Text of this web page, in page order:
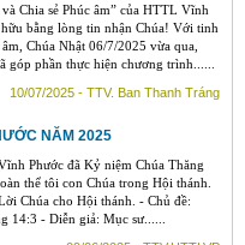
Chia sẻ Phúc âm” của HTTL Vĩnh
bằng lòng tin nhận Chúa! Với tinh
Chúa Nhật 06/7/2025 vừa qua,
phần thực hiện chương trình......
10/07/2025 - TTV. Ban Thanh Tráng
NĂM 2025
Phước đã Kỷ niệm Chúa Thăng
thể tôi con Chúa trong Hội thánh.
Chúa cho Hội thánh. - Chủ đề:
- Diễn giả: Mục sư......